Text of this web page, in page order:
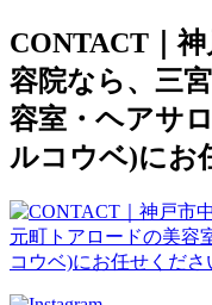
CONTACT｜
容院なら、三
容室・ヘアサ
ルコウベ)にお